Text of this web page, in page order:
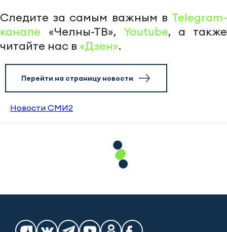
Следите за самым важным в Telegram-
канале «Челны-ТВ», Youtube, а также
читайте нас в «Дзен».
Перейти на страницу новости
Новости СМИ2